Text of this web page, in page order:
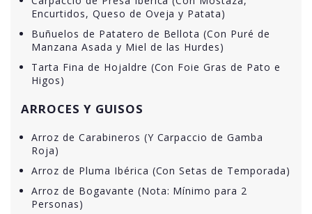
Encurtidos, Queso de Oveja y Patata)
Buñuelos de Patatero de Bellota (Con Puré de
Manzana Asada y Miel de las Hurdes)
Tarta Fina de Hojaldre (Con Foie Gras de Pato e
Higos)
ARROCES Y GUISOS
Arroz de Carabineros (Y Carpaccio de Gamba
Roja)
Arroz de Pluma Ibérica (Con Setas de Temporada)
Arroz de Bogavante (Nota: Mínimo para 2
Personas)